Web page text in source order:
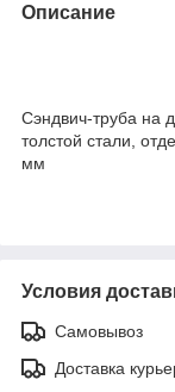
Описание
Сэндвич-труба на
толстой стали,
мм
Условия
Самовывоз
Доставка